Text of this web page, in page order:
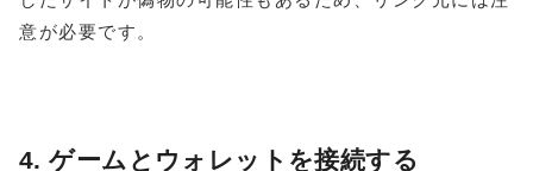
意が必要です。
4. ゲームとウォレットを接続する